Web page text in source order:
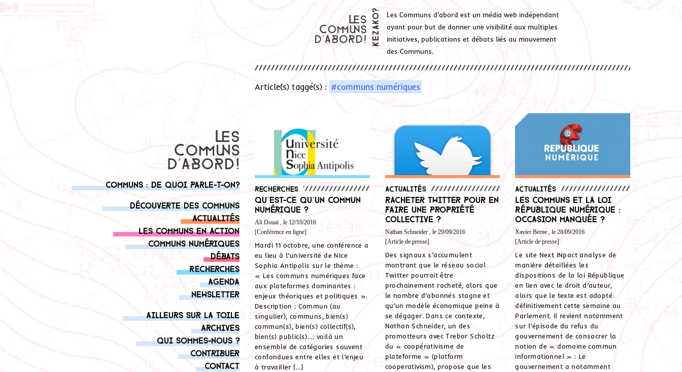
Les Communs d’abord est un média web indépendant
ayant pour but de donner une visibilité aux multiples
initiatives, publications et débats liés au mouvement
des Communs.
Communs : de quoi parle-t-on?
Découverte des communs
Actualités
Les communs en action
Communs numériques
Débats
Recherches
Agenda
Newsletter
Ailleurs sur la toile
Archives
Qui sommes-nous ?
Contribuer
Contact
Article(s) taggé(s) : #communs numériques
Recherches
Qu’est-ce qu’un Commun
numérique ?
Ali Douai , le 12/10/2016
[Conférence en ligne]
Mardi 11 octobre, une conférence a
eu lieu à l’université de Nice
Sophia Antipolis sur le thème :
« Les communs numériques face
aux plateformes dominantes :
enjeux théoriques et politiques ».
Description : Commun (au
singulier), communs, bien(s)
commun(s), bien(s) collectif(s),
bien(s) public(s)…: voilà un
ensemble de catégories souvent
confondues entre elles et l’enjeu
à travailler […]
Actualités
Racheter Twitter pour en
faire une propriété
collective ?
Nathan Schneider , le 29/09/2016
[Article de presse]
Des signaux s’accumulent
montrant que le réseau social
Twitter pourrait être
prochainement racheté, alors que
le nombre d’abonnés stagne et
qu’un modèle économique peine à
se dégager. Dans ce contexte,
Nathan Schneider, un des
promotteurs avec Trebor Scholtz
du « coopérativisme de
plateforme » (platform
cooperativism), propose que les
Actualités
Les communs et la loi
République numérique :
occasion manquée ?
Xavier Berne , le 28/09/2016
[Article de presse]
Le site Next INpact analyse de
manière détaillées les
dispositions de la loi République
en lien avec le droit d’auteur,
alors que le texte est adopté.
définitivement cette semaine au
Parlement. Il revient notamment
sur l’épisode du refus du
gouvernement de consacrer la
notion de « domaine commun
informationnel » : Le
gouvernement a notamment